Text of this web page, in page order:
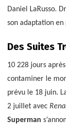
Daniel LaRusso.
son adaptation en
Des Suites
10 228 jours
contaminer le
prévu le 18 juin.
2 juillet avec
Superman